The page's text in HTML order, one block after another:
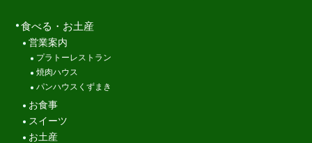
食べる・お土産
営業案内
プラトーレストラン
焼肉ハウス
パンハウスくずまき
お食事
スイーツ
お土産